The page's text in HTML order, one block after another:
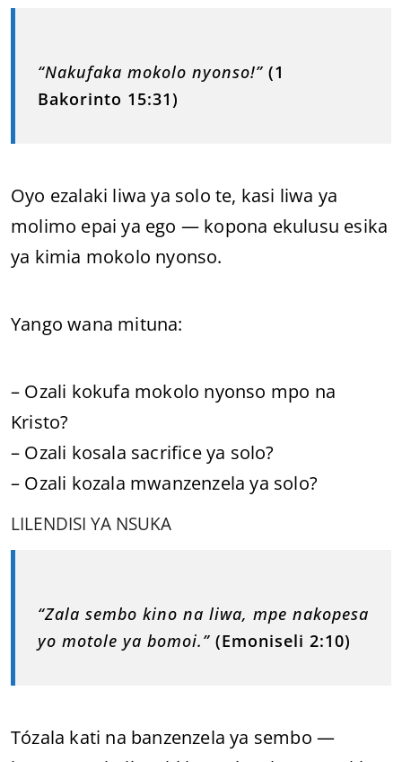
“Nakufaka mokolo nyonso!” (1
Bakorinto 15:31)
Oyo ezalaki liwa ya solo te, kasi liwa ya
molimo epai ya ego — kopona ekulusu esika
ya kimia mokolo nyonso.
Yango wana mituna:
– Ozali kokufa mokolo nyonso mpo na
Kristo?
– Ozali kosala sacrifice ya solo?
– Ozali kozala mwanzenzela ya solo?
LILENDISI YA NSUKA
“Zala sembo kino na liwa, mpe nakopesa
yo motole ya bomoi.” (Emoniseli 2:10)
Tózala kati na banzenzela ya sembo —